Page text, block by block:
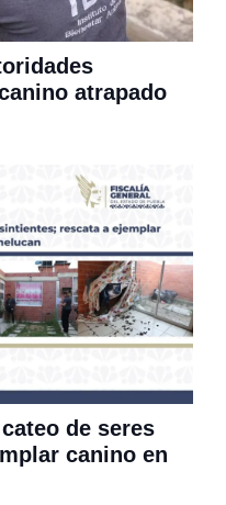
atrapado
de seres
canino en